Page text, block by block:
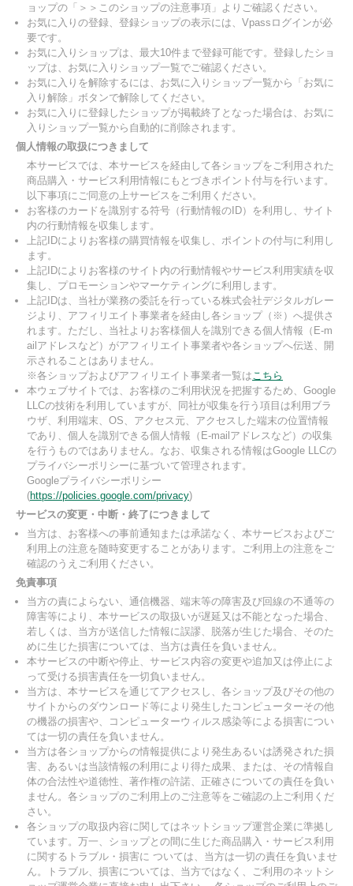
ョップの「＞＞このショップの注意事項」よりご確認ください。
お気に入りの登録、登録ショップの表示には、Vpassログインが必
要です。
お気に入りショップは、最大10件まで登録可能です。登録したショ
ップは、お気に入りショップ一覧でご確認ください。
お気に入りを解除するには、お気に入りショップ一覧から「お気に
入り解除」ボタンで解除してください。
お気に入りに登録したショップが掲載終了となった場合は、お気に
入りショップ一覧から自動的に削除されます。
個人情報の取扱につきまして
本サービスでは、本サービスを経由して各ショップをご利用された
商品購入・サービス利用情報にもとづきポイント付与を行います。
以下事項にご同意の上サービスをご利用ください。
お客様のカードを識別する符号（行動情報のID）を利用し、サイト
内の行動情報を収集します。
上記IDによりお客様の購買情報を収集し、ポイントの付与に利用し
ます。
上記IDによりお客様のサイト内の行動情報やサービス利用実績を収
集し、プロモーションやマーケティングに利用します。
上記IDは、当社が業務の委託を行っている株式会社デジタルガレー
ジより、アフィリエイト事業者を経由し各ショップ（※）へ提供さ
れます。ただし、当社よりお客様個人を識別できる個人情報（E-m
ailアドレスなど）がアフィリエイト事業者や各ショップへ伝送、開
示されることはありません。
※各ショップおよびアフィリエイト事業者一覧はこちら
本ウェブサイトでは、お客様のご利用状況を把握するため、Google
LLCの技術を利用していますが、同社が収集を行う項目は利用ブラ
ウザ、利用端末、OS、アクセス元、アクセスした端末の位置情報
であり、個人を識別できる個人情報（E-mailアドレスなど）の収集
を行うものではありません。なお、収集される情報はGoogle LLCの
プライバシーポリシーに基づいて管理されます。
Googleプライバシーポリシー
(https://policies.google.com/privacy)
サービスの変更・中断・終了につきまして
当方は、お客様への事前通知または承諾なく、本サービスおよびご
利用上の注意を随時変更することがあります。ご利用上の注意をご
確認のうえご利用ください。
免責事項
当方の責によらない、通信機器、端末等の障害及び回線の不通等の
障害等により、本サービスの取扱いが遅延又は不能となった場合、
若しくは、当方が送信した情報に誤謬、脱落が生じた場合、そのた
めに生じた損害については、当方は責任を負いません。
本サービスの中断や停止、サービス内容の変更や追加又は停止によ
って受ける損害責任を一切負いません。
当方は、本サービスを通じてアクセスし、各ショップ及びその他の
サイトからのダウンロード等により発生したコンピューターその他
の機器の損害や、コンピューターウィルス感染等による損害につい
ては一切の責任を負いません。
当方は各ショップからの情報提供により発生あるいは誘発された損
害、あるいは当該情報の利用により得た成果、または、その情報自
体の合法性や道徳性、著作権の許諾、正確さについての責任を負い
ません。各ショップのご利用上のご注意等をご確認の上ご利用くだ
さい。
各ショップの取扱内容に関してはネットショップ運営企業に準拠し
ています。万一、ショップとの間に生じた商品購入・サービス利用
に関するトラブル・損害に ついては、当方は一切の責任を負いませ
ん。トラブル、損害については、当方ではなく、ご利用のネットシ